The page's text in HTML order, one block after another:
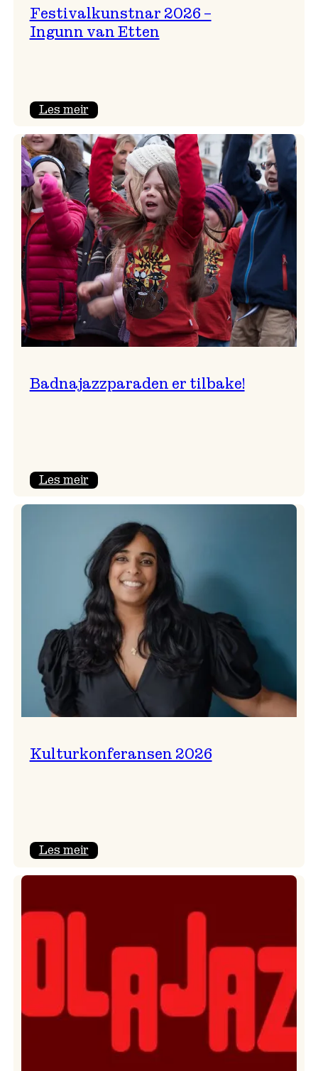
Festivalkunstnar 2026 –
Ingunn van Etten
Les meir:
2026
–
Ingunn van Etten
Badnajazzparaden er tilbake!
Les meir:
tilbake!
Kulturkonferansen 2026
Les meir: